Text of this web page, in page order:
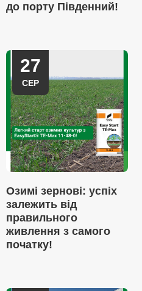
до порту Південний!
27
СЕР
Озимі зернові: успіх
залежить від
правильного
живлення з самого
початку!